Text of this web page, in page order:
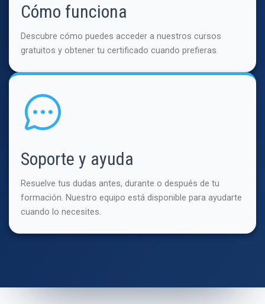
Cómo funciona
Descubre cómo puedes acceder a nuestros cursos
gratuitos y obtener tu certificado cuando prefieras.
Soporte y ayuda
Resuelve tus dudas antes, durante o después de tu
formación. Nuestro equipo está disponible para ayudarte
cuando lo necesites.